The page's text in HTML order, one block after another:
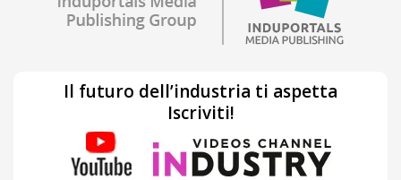
Il futuro dell’industria ti aspetta
Iscriviti!